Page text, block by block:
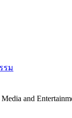
รม
and